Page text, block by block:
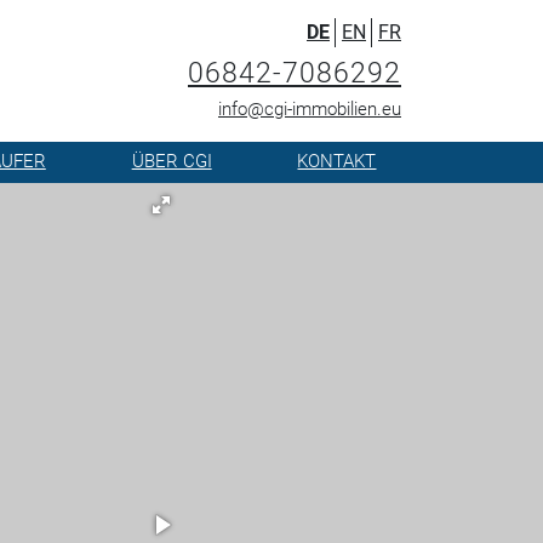
DE EN FR
06842-7086292
info@cgi-immobilien.eu
ÜBER CGI KONTAKT